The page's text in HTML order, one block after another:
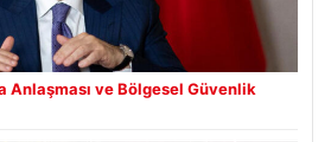
Anlaşması ve Bölgesel Güvenlik